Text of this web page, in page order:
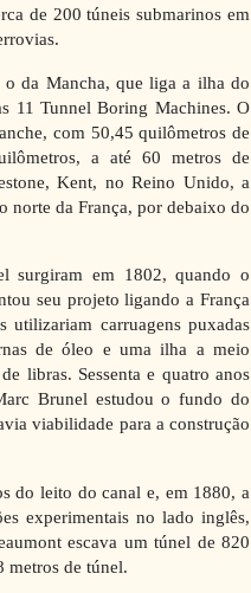
de 200 túneis submarinos em
da Mancha, que liga a ilha do
11 Tunnel Boring Machines. O
com 50,45 quilômetros de
a até 60 metros de
Kent, no Reino Unido, a
norte da França, por debaixo do
surgiram em 1802, quando o
seu projeto ligando a França
utilizariam carruagens puxadas
de óleo e uma ilha a meio
libras. Sessenta e quatro anos
Brunel estudou o fundo do
viabilidade para a construção
do leito do canal e, em 1880, a
experimentais no lado inglês,
escava um túnel de 820
metros de túnel.